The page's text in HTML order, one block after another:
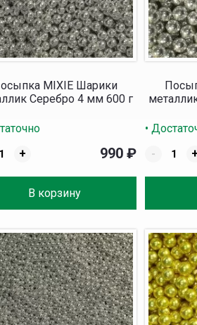
MIXIE Шарики
Серебро 4 мм 600 г
+
В корзину
990₽
•
-
+